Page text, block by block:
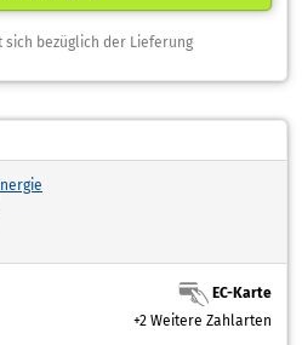
sich bezüglich der Lieferung
EC-Karte
+2 Weitere Zahlarten